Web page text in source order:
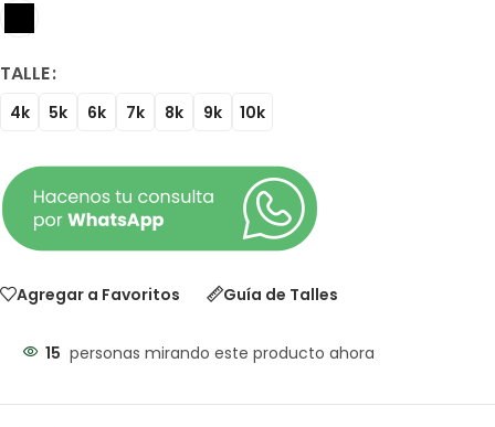
TALLE
4k 5k 6k 7k 8k 9k 10k
Agregar a Favoritos Guía de Talles
15 personas mirando este producto ahora